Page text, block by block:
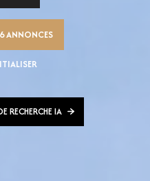
ANNONCES
RECHERCHE IA